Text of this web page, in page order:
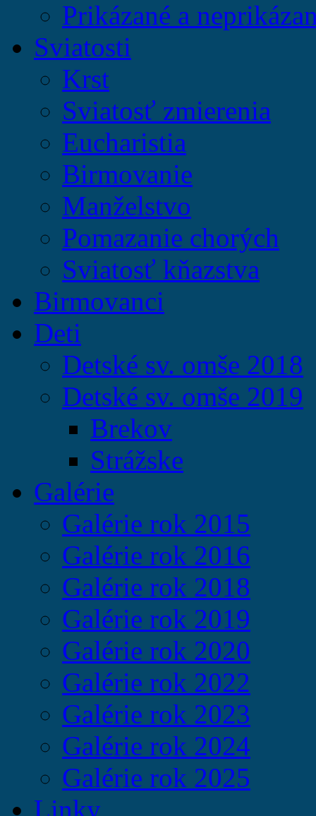
Prikázané a
Sviatosti
Krst
Sviatosť zmierenia
Eucharistia
Birmovanie
Manželstvo
Pomazanie chorých
Sviatosť kňazstva
Birmovanci
Deti
Detské sv. omše 2018
Detské sv. omše 2019
Brekov
Strážske
Galérie
Galérie rok 2015
Galérie rok 2016
Galérie rok 2018
Galérie rok 2019
Galérie rok 2020
Galérie rok 2022
Galérie rok 2023
Galérie rok 2024
Galérie rok 2025
Linky